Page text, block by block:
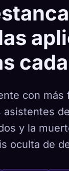
con
asistentes
y la
oculta de